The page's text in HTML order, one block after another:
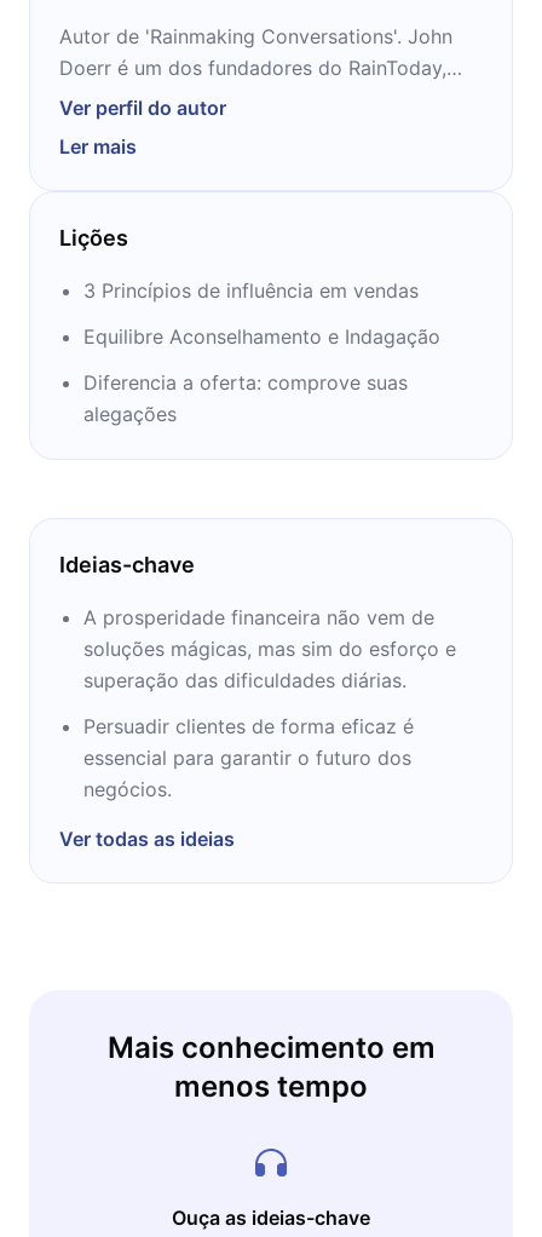
Autor de 'Rainmaking Conversations'. John
Doerr é um dos fundadores do RainToday,
uma empresa que visa direcionar pessoas ao
trabalharem melhor suas capacidades de
atuar enquanto vendedores e reais líderes.
Ver perfil do autor
Ler mais
Lições
3 Princípios de influência em vendas
Equilibre Aconselhamento e Indagação
Diferencia a oferta: comprove suas
alegações
Ideias-chave
A prosperidade financeira não vem de
soluções mágicas, mas sim do esforço e
superação das dificuldades diárias.
Persuadir clientes de forma eficaz é
essencial para garantir o futuro dos
negócios.
Ver todas as ideias
Mais conhecimento em
menos tempo
Ouça as ideias-chave